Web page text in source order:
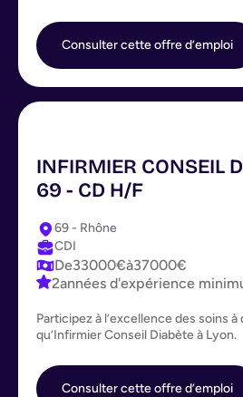
Consulter cette offre d’emploi
INFIRMIER CONSEIL
69 - CD H/F
69 - Rhône
CDI
De33000€à37000€
2années d'expérience
Participez à l’excellence des soins
qu’Infirmier Conseil Diabète à Lyon.
Consulter cette offre d’emploi